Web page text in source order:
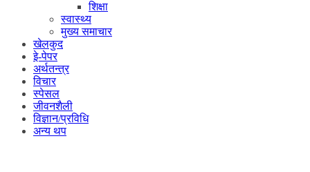
शिक्षा
स्वास्थ्य
मुख्य समाचार
खेलकुद
इे-पेपर
अर्थतन्त्र
विचार
स्पेसल
जीवनशैली
विज्ञान/प्रविधि
अन्य थप